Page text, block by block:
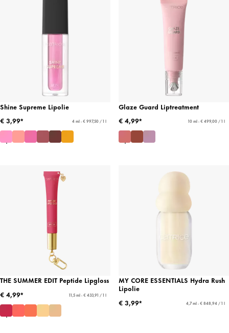
Shine Supreme Lipolie
€ 3,99*
4 ml - € 997,50 / 1 l
Glaze Guard Liptreatment
€ 4,99*
10 ml - € 499,00 / 1 l
THE SUMMER EDIT Peptide Lipgloss
€ 4,99*
11,5 ml - € 433,91 / 1 l
MY CORE ESSENTIALS Hydra Rush
Lipolie
€ 3,99*
4,7 ml - € 848,94 / 1 l